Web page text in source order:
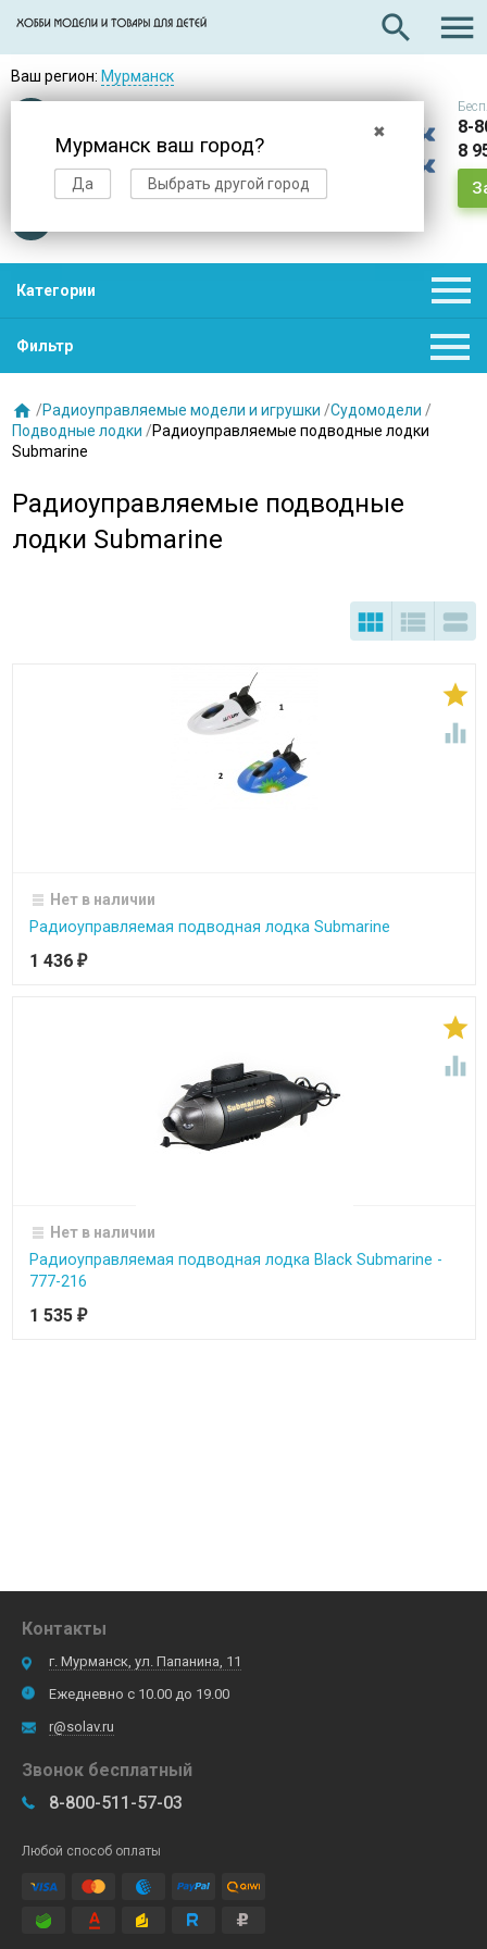
search 
Ваш регион: Мурманск
✖
Мурманск ваш город?
Да Выбрать другой город
Доставкав день заказа
8-
8
Категории 
Фильтр 
 /Радиоуправляемые модели и игрушки /Судомодели /
Подводные лодки /Радиоуправляемые подводные лодки
Submarine
Радиоуправляемые подводные
лодки Submarine
  


Нет в наличии
Радиоуправляемая подводная лодка Submarine
1 436 ₽


Нет в наличии
Радиоуправляемая подводная лодка Black Submarine -
777-216
1 535 ₽
Контакты
г. Мурманск, ул. Папанина, 11
Ежедневно с 10.00 до 19.00
r@solav.ru
Звонок бесплатный
8-800-511-57-03
Любой способ оплаты